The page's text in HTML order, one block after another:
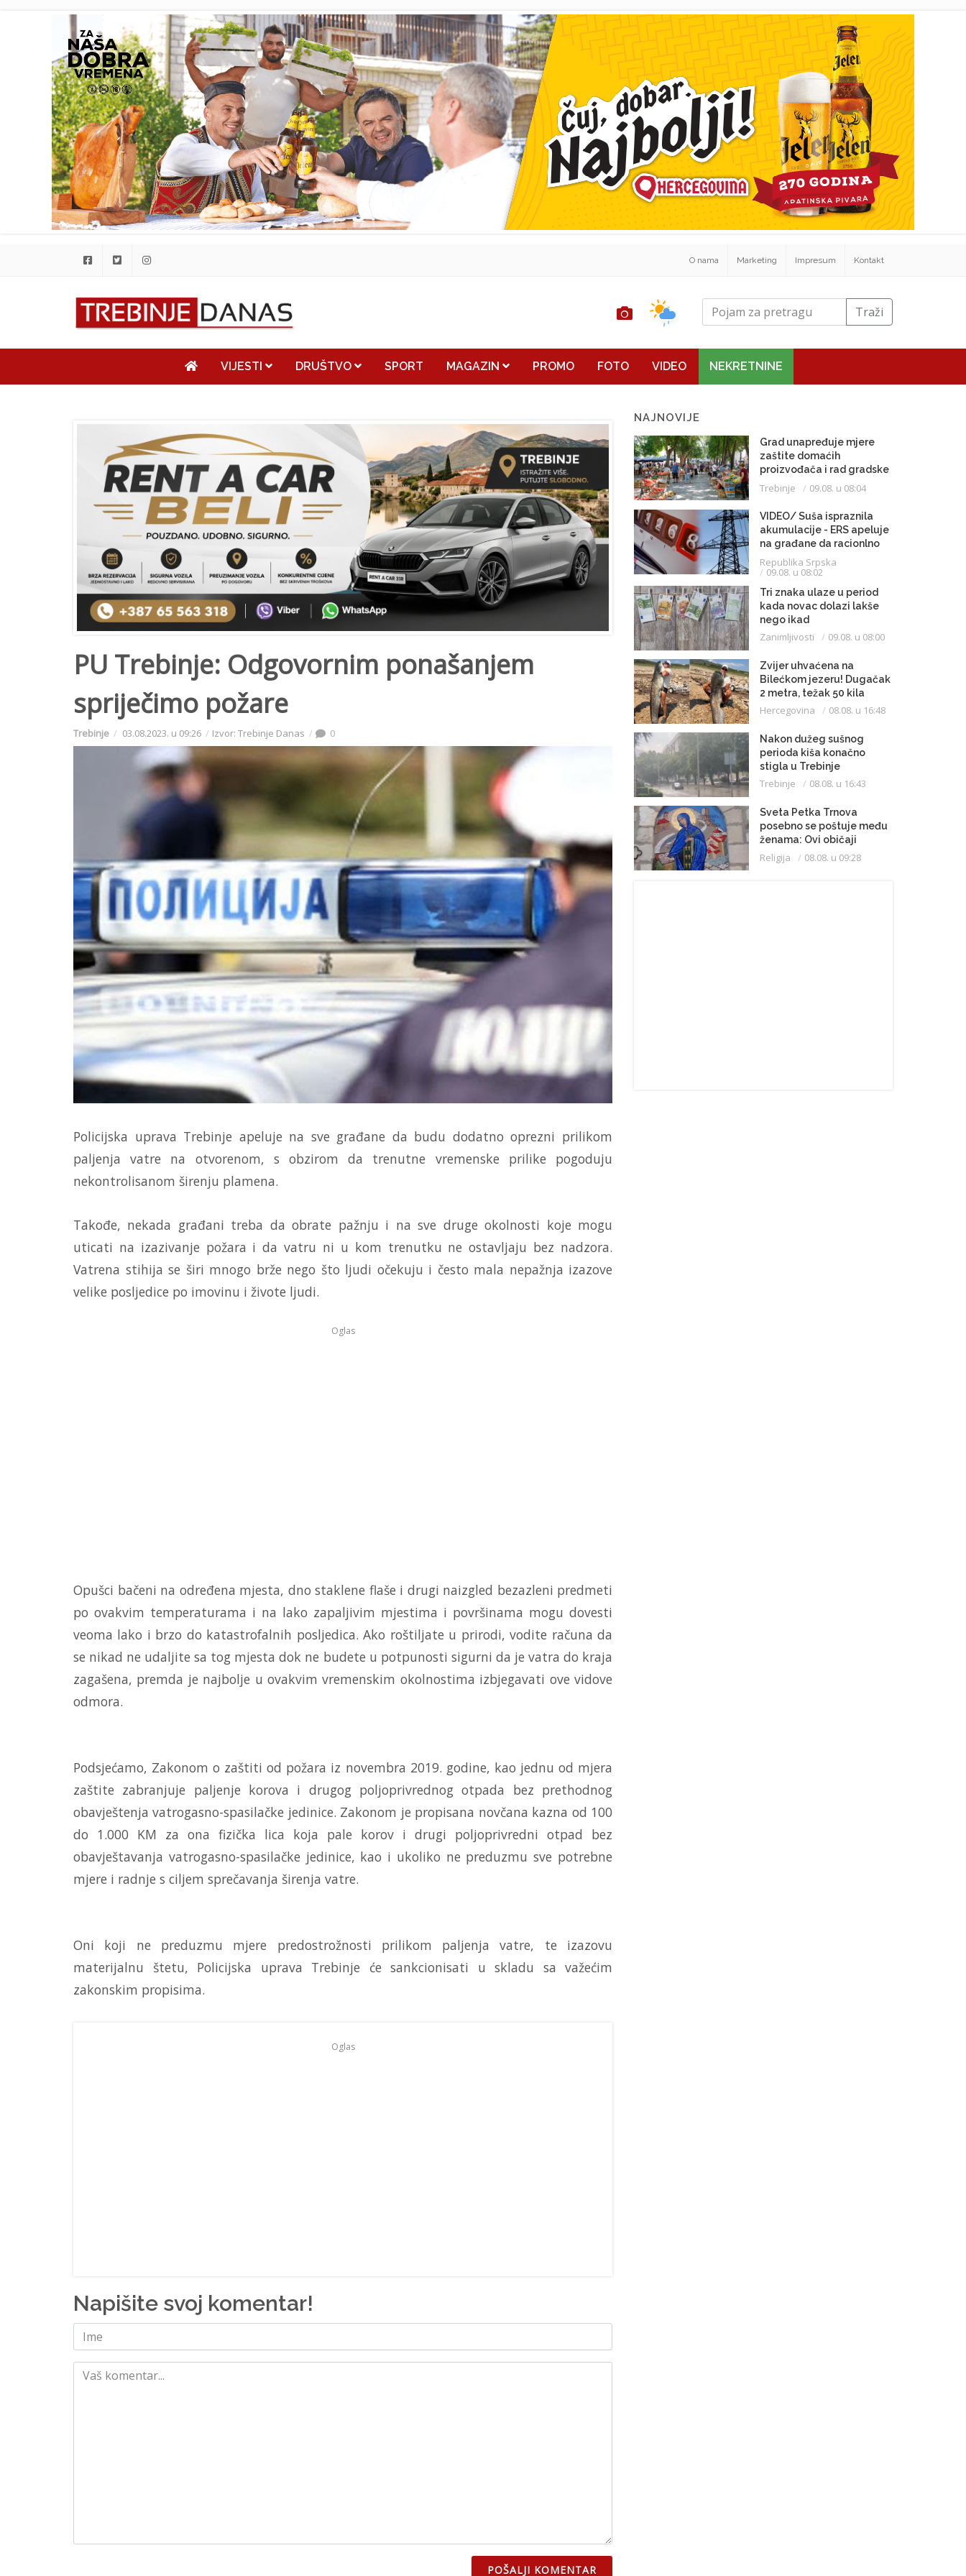
O nama Marketing Impresum Kontakt
Traži
VIJESTI DRUŠTVO SPORT MAGAZIN PROMO FOTO VIDEO NEKRETNINE
PU Trebinje: Odgovornim ponašanjem
spriječimo požare
Trebinje 03.08.2023. u 09:26 Izvor: Trebinje Danas 0
Policijska uprava Trebinje apeluje na sve građane da budu dodatno oprezni prilikom
paljenja vatre na otvorenom, s obzirom da trenutne vremenske prilike pogoduju
nekontrolisanom širenju plamena.
Takođe, nekada građani treba da obrate pažnju i na sve druge okolnosti koje mogu
uticati na izazivanje požara i da vatru ni u kom trenutku ne ostavljaju bez nadzora.
Vatrena stihija se širi mnogo brže nego što ljudi očekuju i često mala nepažnja izazove
velike posljedice po imovinu i živote ljudi.
Oglas
Opušci bačeni na određena mjesta, dno staklene flaše i drugi naizgled bezazleni predmeti
po ovakvim temperaturama i na lako zapaljivim mjestima i površinama mogu dovesti
veoma lako i brzo do katastrofalnih posljedica. Ako roštiljate u prirodi, vodite računa da
se nikad ne udaljite sa tog mjesta dok ne budete u potpunosti sigurni da je vatra do kraja
zagašena, premda je najbolje u ovakvim vremenskim okolnostima izbjegavati ove vidove
odmora.
Podsjećamo, Zakonom o zaštiti od požara iz novembra 2019. godine, kao jednu od mjera
zaštite zabranjuje paljenje korova i drugog poljoprivrednog otpada bez prethodnog
obavještenja vatrogasno-spasilačke jedinice. Zakonom je propisana novčana kazna od 100
do 1.000 KM za ona fizička lica koja pale korov i drugi poljoprivredni otpad bez
obavještavanja vatrogasno-spasilačke jedinice, kao i ukoliko ne preduzmu sve potrebne
mjere i radnje s ciljem sprečavanja širenja vatre.
Oni koji ne preduzmu mjere predostrožnosti prilikom paljenja vatre, te izazovu
materijalnu štetu, Policijska uprava Trebinje će sankcionisati u skladu sa važećim
zakonskim propisima.
Oglas
Napišite svoj komentar!
POŠALJI KOMENTAR
NAJNOVIJE
Grad unapređuje mjere
zaštite domaćih
proizvođača i rad gradske
pijace
Trebinje 09.08. u 08:04
VIDEO/ Suša ispraznila
akumulacije - ERS apeluje
na građane da racionlno
troše struju
Republika Srpska
09.08. u 08:02
Tri znaka ulaze u period
kada novac dolazi lakše
nego ikad
Zanimljivosti 09.08. u 08:00
Zvijer uhvaćena na
Bilećkom jezeru! Dugačak
2 metra, težak 50 kila
Hercegovina 08.08. u 16:48
Nakon dužeg sušnog
perioda kiša konačno
stigla u Trebinje
Trebinje 08.08. u 16:43
Sveta Petka Trnova
posebno se poštuje među
ženama: Ovi običaji
vijekovima se čuvaju
Religija 08.08. u 09:28